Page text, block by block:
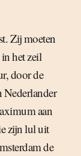
Zij moeten
het zeil
door de
Nederlander
aan
zijn lul uit
de